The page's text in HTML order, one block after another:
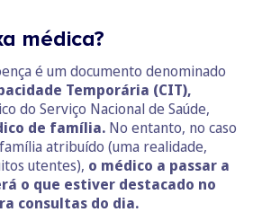
médica?
é um documento denominado
Temporária (CIT),
do Serviço Nacional de Saúde,
de família. No entanto, no caso
atribuído (uma realidade,
utentes), o médico a passar a
o que estiver destacado no
consultas do dia.